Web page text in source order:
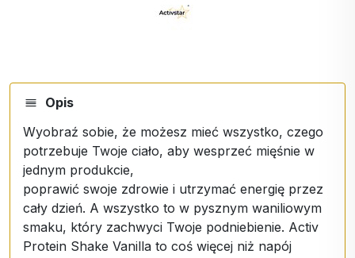
Opis
Wyobraź sobie, że możesz mieć wszystko, czego
potrzebuje Twoje ciało, aby wesprzeć mięśnie w
jednym produkcie,
poprawić swoje zdrowie i utrzymać energię przez
cały dzień. A wszystko to w pysznym waniliowym
smaku, który zachwyci Twoje podniebienie. Activ
Protein Shake Vanilla to coś więcej niż napój